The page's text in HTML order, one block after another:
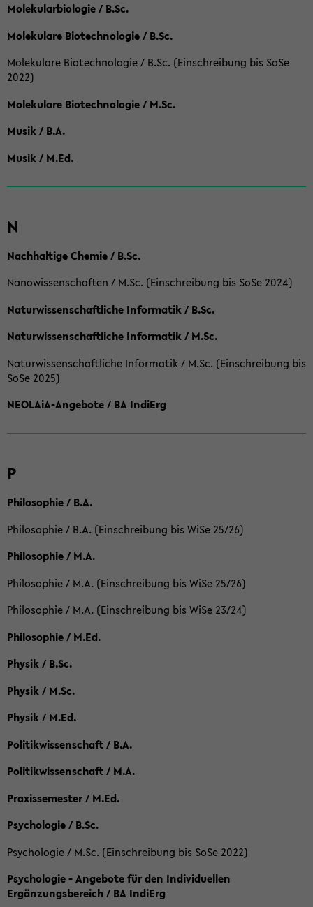
Molekularbiologie / B.Sc.
Molekulare Biotechnologie / B.Sc.
Molekulare Biotechnologie / B.Sc. (Einschreibung bis SoSe
2022)
Molekulare Biotechnologie / M.Sc.
Musik / B.A.
Musik / M.Ed.
N
Nachhaltige Chemie / B.Sc.
Nanowissenschaften / M.Sc. (Einschreibung bis SoSe 2024)
Naturwissenschaftliche Informatik / B.Sc.
Naturwissenschaftliche Informatik / M.Sc.
Naturwissenschaftliche Informatik / M.Sc. (Einschreibung bis
SoSe 2025)
NEOLAiA-Angebote / BA IndiErg
P
Philosophie / B.A.
Philosophie / B.A. (Einschreibung bis WiSe 25/26)
Philosophie / M.A.
Philosophie / M.A. (Einschreibung bis WiSe 25/26)
Philosophie / M.A. (Einschreibung bis WiSe 23/24)
Philosophie / M.Ed.
Physik / B.Sc.
Physik / M.Sc.
Physik / M.Ed.
Politikwissenschaft / B.A.
Politikwissenschaft / M.A.
Praxissemester / M.Ed.
Psychologie / B.Sc.
Psychologie / M.Sc. (Einschreibung bis SoSe 2022)
Psychologie - Angebote für den Individuellen
Ergänzungsbereich / BA IndiErg